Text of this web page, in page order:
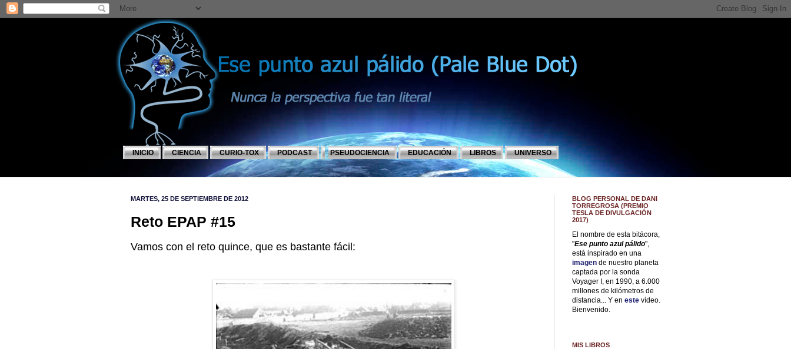
INICIO CIENCIA CURIO-TOX PODCAST PSEUDOCIENCIA EDUCACIÓN LIBROS UNIVERSO
MARTES, 25 DE SEPTIEMBRE DE 2012
Reto EPAP #15
Vamos con el reto quince, que es bastante fácil:
BLOG PERSONAL DE DANI
TORREGROSA (PREMIO
TESLA DE DIVULGACIÓN
2017)
El nombre de esta bitácora,
"Ese punto azul pálido",
está inspirado en una
imagen de nuestro planeta
captada por la sonda
Voyager I, en 1990, a 6.000
millones de kilómetros de
distancia... Y en este vídeo.
Bienvenido.
MIS LIBROS